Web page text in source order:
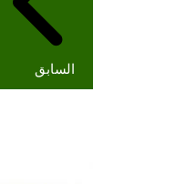
السابق